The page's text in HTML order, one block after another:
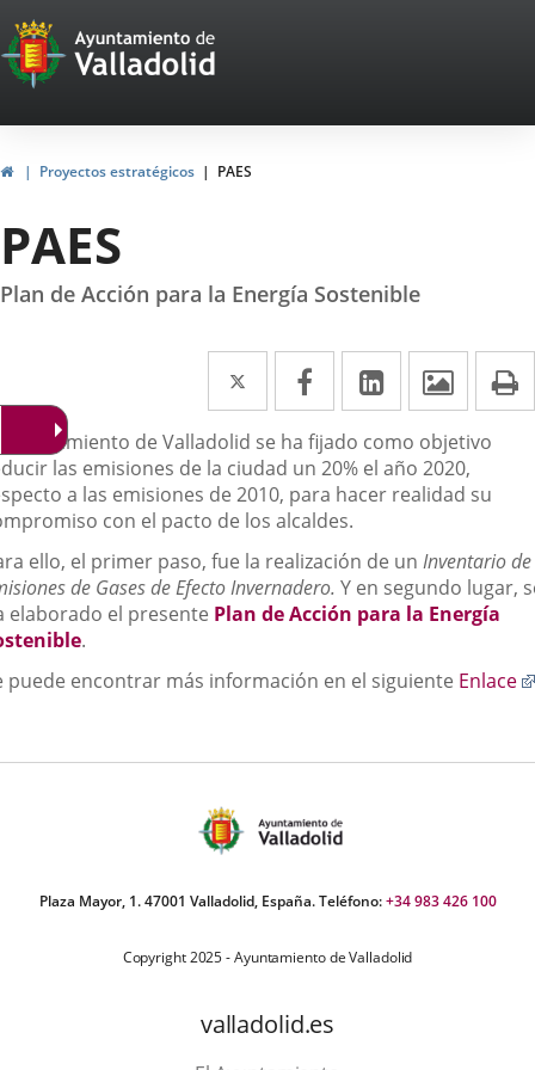
Portal
Web
del
Ayuntamiento
de
Valladolid
HomeProyectos estratégicos PAES
PAES
Plan de Acción para la Energía Sostenible
Twitter
Enlace
a
una
aplicación
externa.
Facebook
Enlace
a
una
aplicación
externa.
Linkedin
Enlace
a
una
aplicación
Ayuntamiento de Valladolid se ha fijado como objetivo
las emisiones de la ciudad un 20% el año 2020,
a las emisiones de 2010, para hacer realidad su
con el pacto de los alcaldes.
ello, el primer paso, fue la realización de un Inventario de
de Gases de Efecto Invernadero. Y en segundo lugar,
elaborado el presente Plan de Acción para la Energía
.
puede encontrar más información en el siguiente Enlace
Plaza Mayor, 1. 47001 Valladolid, España. Teléfono:+34 983 426 100
Copyright 2025 - Ayuntamiento de Valladolid
valladolid.es